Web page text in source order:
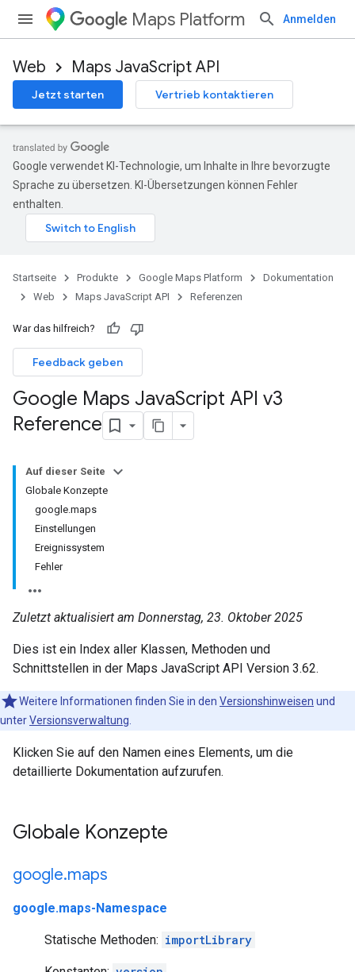
Maps Platform Anmelden
Web Maps JavaScript API
Jetzt starten Vertrieb kontaktieren
Google verwendet KI-Technologie, um Inhalte in Ihre bevorzugte
Sprache zu übersetzen. KI-Übersetzungen können Fehler
enthalten.
Startseite Produkte Google Maps Platform
Dokumentation
Web
Maps JavaScript API Referenzen
War das hilfreich?
Feedback geben
Google Maps JavaScript API v3
Reference
Auf dieser Seite
Globale Konzepte
google.maps
Einstellungen
Ereignissystem
Fehler
Zuletzt aktualisiert am Donnerstag, 23. Oktober 2025
Dies ist ein Index aller Klassen, Methoden und
Schnittstellen in der Maps JavaScript API Version 3.62.
Weitere Informationen finden Sie in den Versionshinweisen und
unterVersionsverwaltung
Klicken Sie auf den Namen eines Elements, um die
detaillierte Dokumentation aufzurufen.
Globale Konzepte
google.maps
google.maps-Namespace
Statische Methoden: importLibrary